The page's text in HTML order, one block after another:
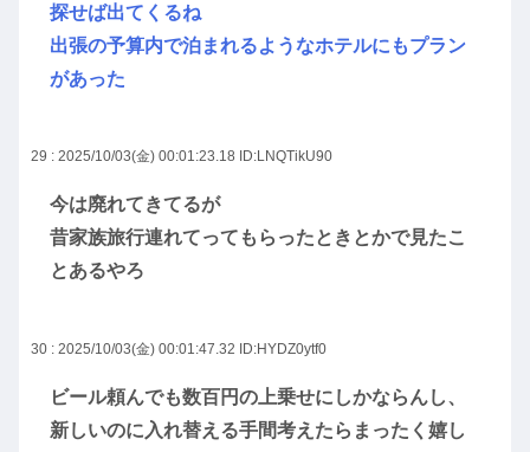
探せば出てくるね
出張の予算内で泊まれるようなホテルにもプラン
があった
29 : 2025/10/03(金) 00:01:23.18 ID:LNQTikU90
今は廃れてきてるが
昔家族旅行連れてってもらったときとかで見たこ
とあるやろ
30 : 2025/10/03(金) 00:01:47.32 ID:HYDZ0ytf0
ビール頼んでも数百円の上乗せにしかならんし、
新しいのに入れ替える手間考えたらまったく嬉し